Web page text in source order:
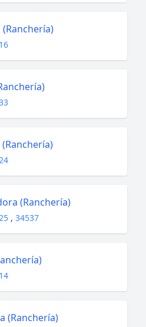
(Ranchería)
(Ranchería)
, 34537
(Ranchería)